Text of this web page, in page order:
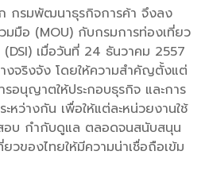
กรมพัฒนาธุรกิจการค้า จึงลง
มือ (MOU) กับกรมการท่องเที่ยว
เมื่อวันที่ 24 ธันวาคม 2557
จริงจัง โดยให้ความสำคัญตั้งแต่
อนุญาตให้ประกอบธุรกิจ และการ
หว่างกัน เพื่อให้แต่ละหน่วยงานใช้
อบ กำกับดูแล ตลอดจนสนับสนุน
วของไทยให้มีความน่าเชื่อถือเข้ม